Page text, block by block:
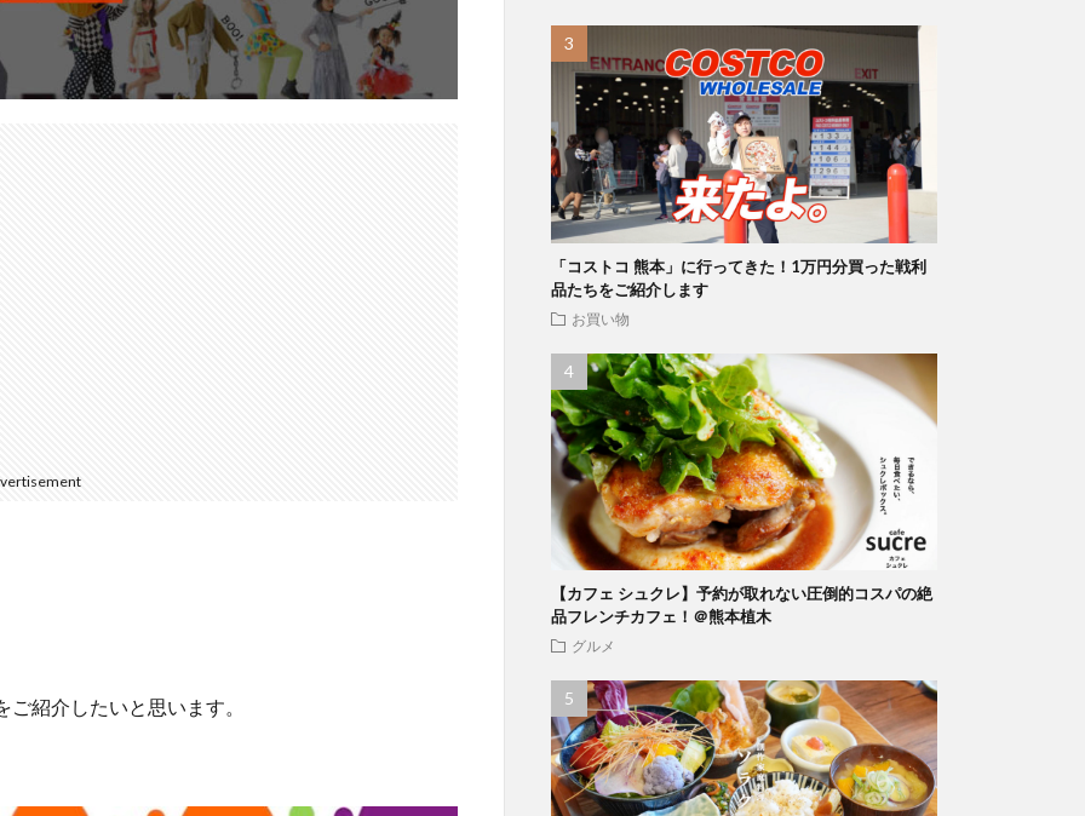
ご紹介したいと思います。
「コストコ 熊本」に行ってきた！1万円分買った戦利
品たちをご紹介します
お買い物
【カフェ シュクレ】予約が取れない圧倒的コスパの絶
品フレンチカフェ！＠熊本植木
グルメ